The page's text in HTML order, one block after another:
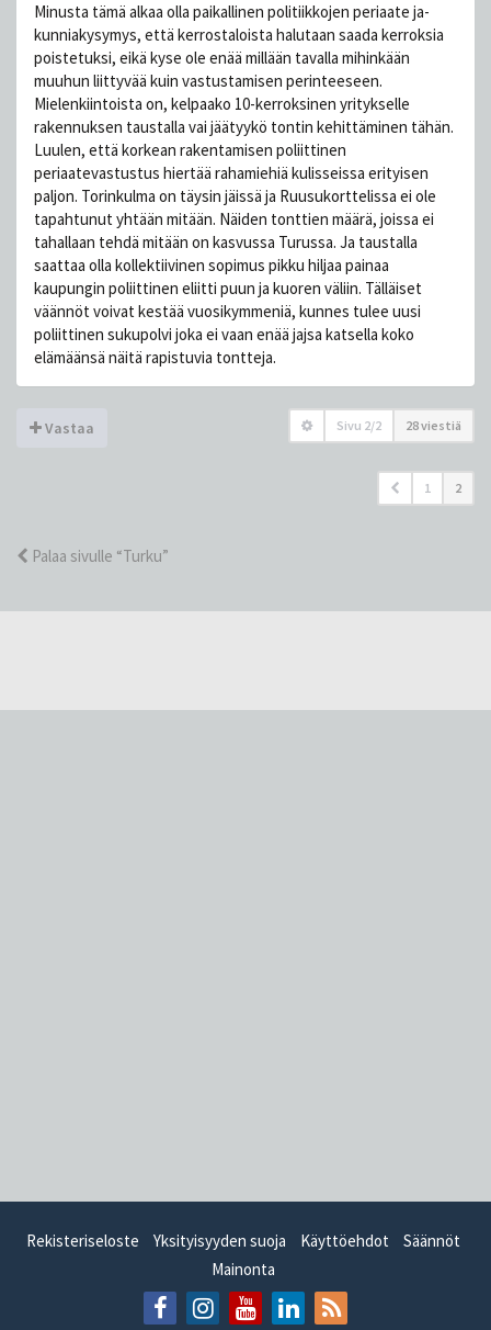
Minusta tämä alkaa olla paikallinen politiikkojen periaate ja-
kunniakysymys, että kerrostaloista halutaan saada kerroksia
poistetuksi, eikä kyse ole enää millään tavalla mihinkään
muuhun liittyvää kuin vastustamisen perinteeseen.
Mielenkiintoista on, kelpaako 10-kerroksinen yritykselle
rakennuksen taustalla vai jäätyykö tontin kehittäminen tähän.
Luulen, että korkean rakentamisen poliittinen
periaatevastustus hiertää rahamiehiä kulisseissa erityisen
paljon. Torinkulma on täysin jäissä ja Ruusukorttelissa ei ole
tapahtunut yhtään mitään. Näiden tonttien määrä, joissa ei
tahallaan tehdä mitään on kasvussa Turussa. Ja taustalla
saattaa olla kollektiivinen sopimus pikku hiljaa painaa
kaupungin poliittinen eliitti puun ja kuoren väliin. Tälläiset
väännöt voivat kestää vuosikymmeniä, kunnes tulee uusi
poliittinen sukupolvi joka ei vaan enää jajsa katsella koko
elämäänsä näitä rapistuvia tontteja.
Vastaa Sivu 2/2 28 viestiä
1 2
Palaa sivulle “Turku”
Rekisteriseloste Yksityisyyden suoja Käyttöehdot
Säännöt
Mainonta